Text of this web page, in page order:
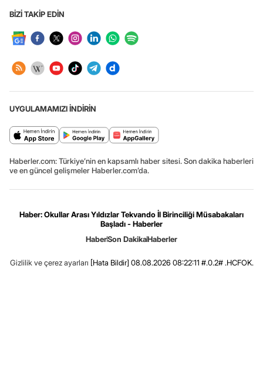
BİZİ TAKİP EDİN
UYGULAMAMIZI İNDİRİN
Haberler.com: Türkiye’nin en kapsamlı haber sitesi. Son dakika haberleri
ve en güncel gelişmeler Haberler.com’da.
Haber: Okullar Arası Yıldızlar Tekvando İl Birinciliği Müsabakaları
Başladı - Haberler
HaberSon DakikaHaberler
Gizlilik ve çerez ayarları [Hata Bildir] 08.08.2026 08:22:11 #.0.2# .HCFOK.